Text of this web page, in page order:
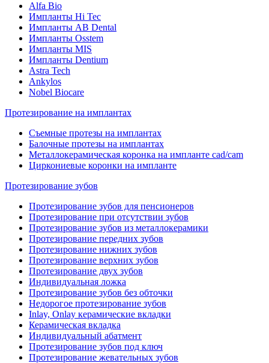
Alfa Bio
Импланты Hi Tec
Импланты AB Dental
Импланты Osstem
Импланты MIS
Импланты Dentium
Astra Tech
Ankylos
Nobel Biocare
Протезирование на имплантах
Съемные протезы на имплантах
Балочные протезы на имплантах
Металлокерамическая коронка на импланте cad/cam
Циркониевые коронки на импланте
Протезирование зубов
Протезирование зубов для пенсионеров
Протезирование при отсутствии зубов
Протезирование зубов из металлокерамики
Протезирование передних зубов
Протезирование нижних зубов
Протезирование верхних зубов
Протезирование двух зубов
Индивидуальная ложка
Протезирование зубов без обточки
Недорогое протезирование зубов
Inlay, Onlay керамические вкладки
Керамическая вкладка
Индивидуальный абатмент
Протезирование зубов под ключ
Протезирование жевательных зубов